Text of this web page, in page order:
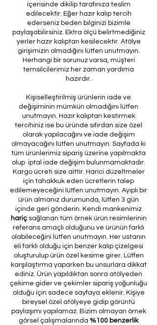
içerisinde dikilip tarafınıza teslim
edilecektir. Eğer hazır kalıp tercih
ederseniz beden bilginizi bizimle
paylaşabilirsiniz. Ektra ölçü belirtmediğiniz
yerler hazır kalıptan kesilecektir. Atölye
girişimizin olmadığını lütfen unutmayın.
Herhangi bir sorunuz varsa, müşteri
temsilcilerimiz her zaman yardıma
hazırdır.
Kişiselleştirilmiş ürünlerin iade ve
değişiminin mümkün olmadığını lütfen
unutmayın. Hazır kalıptan kestirmek
tercihiniz ise bu üründe sıfırdan size özel
olarak yapılacağını ve iade değişim
olmayacağını lütfen unutmayın. Sayfada ki
tüm ürünlerimiz sipariş üzerine yapılmakta
olup iptal iade değişim bulunmamaktadır.
Kargo ücreti size aittir. Harici düzeltmeler
için tahakkuk eden ücretlerin talep
edilemeyeceğini lütfen unutmayın. Ayıplı bir
ürün almanız durumunda, lütfen 3 gün
içinde geri gönderin. Kendi mankenimiz
hariçsağlanan tüm örnek ürün resimlerinin
referans amaçlı olduğunu ve ürünün farklı
olabileceğini lütfen unutmayın. Her ustanın
eli farklı olduğu için benzer kalıp çizelgesi
oluşturulup ürün özel kesime girer. Lütfen
karşılaştırma yaparken bu unsurlara dikkat
ediniz. Ürün yapıldıktan sonra atölyeden
çekime gider ve çekimler sipariş yoğunluğu
olduğu için sadece sayfaya eklenir. Kişiye
bireysel özel atölyeye gidip görüntü
paylaşımı yapılamaz. Bizim olmayan örnek
görsel çalışmalarında %100 benzerlik